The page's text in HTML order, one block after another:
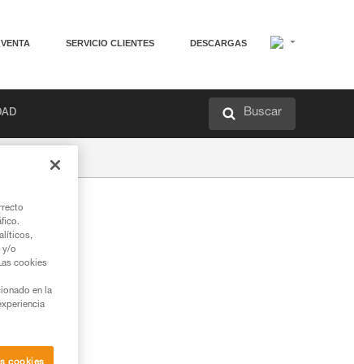
SERVICIO CLIENTES DESCARGAS
Buscar
y/o
cookies
en la